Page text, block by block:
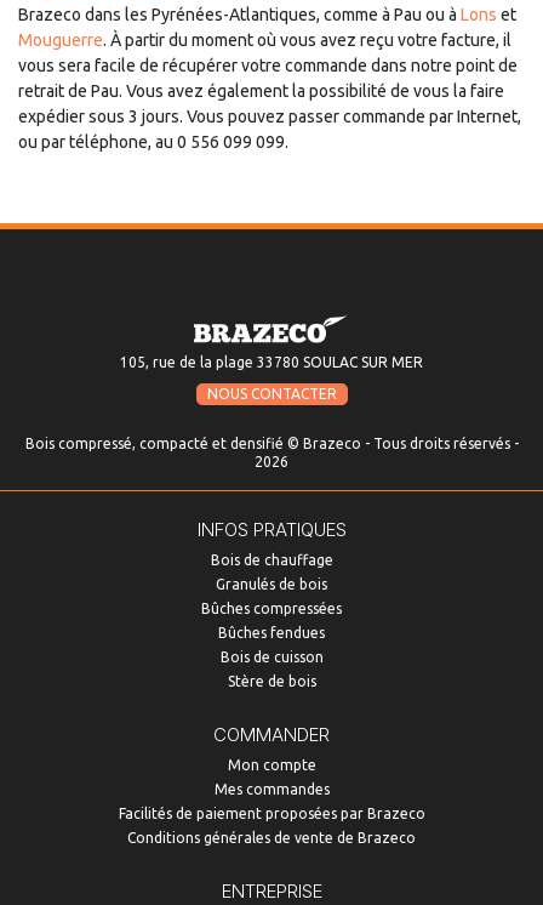
Brazeco dans les Pyrénées-Atlantiques, comme à Pau ou à Lons et
Mouguerre. À partir du moment où vous avez reçu votre facture, il
vous sera facile de récupérer votre commande dans notre point de
retrait de Pau. Vous avez également la possibilité de vous la faire
expédier sous 3 jours. Vous pouvez passer commande par Internet,
ou par téléphone, au 0 556 099 099.
105, rue de la plage 33780 SOULAC SUR MER
NOUS CONTACTER
Bois compressé, compacté et densifié © Brazeco - Tous droits réservés -
2026
INFOS PRATIQUES
Bois de chauffage
Granulés de bois
Bûches compressées
Bûches fendues
Bois de cuisson
Stère de bois
COMMANDER
Mon compte
Mes commandes
Facilités de paiement proposées par Brazeco
Conditions générales de vente de Brazeco
ENTREPRISE